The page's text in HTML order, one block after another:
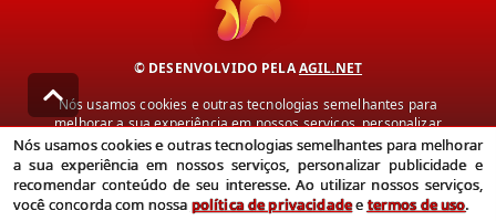
© DESENVOLVIDO PELAAGIL.NET
Nós usamos cookies e outras tecnologias semelhantes para
melhorar a sua experiência em nossos serviços, personalizar
publicidade e recomendar conteúdo de seu interesse. Ao utilizar
nossos serviços, você concorda com nossa política de privacidade e
termos de uso.
Política de Privacidade Termos de uso
Nós usamos cookies e outras tecnologias semelhantes para melhorar
a sua experiência em nossos serviços, personalizar publicidade e
recomendar conteúdo de seu interesse. Ao utilizar nossos serviços,
você concorda com nossa política de privacidadeetermos de uso.